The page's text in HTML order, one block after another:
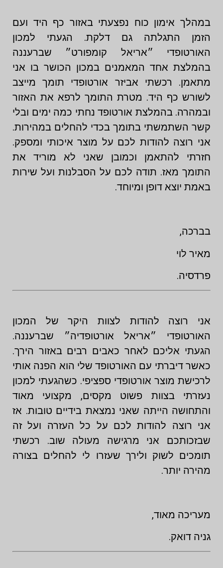
במהלך אימון כוח נפצעתי באזור כף היד ועם
הזמן התגלתה גם דלקת. הגעתי למכון
האורטופדי ״אריאל קומפורט״ שברעננה
בהמלצת אחד המאמנים במכון הכושר בו אני
מתאמן. רכשתי אביזר אורטופדי תומך מייצב
לשורש כף היד. מטרת התומך לרפא את האזור
ובמהרה. בהמלצת אורטופד נחתי כמה ימים ובלי
קשר השתמשתי בתומך בכדי להחלים במהירות.
אני רוצה להודות לכם על מוצר איכותי ומספק.
חזרתי להתאמן וכמובן שאני לא מוריד את
התומך מאז. תודה לכם על הסבלנות ועל שירות
באמת יוצא דופן ומיוחד.
בברכה,
מאיר לוי
פרדסיה.
אני רוצה להודות לצוות היקר של המכון
האורטופדי ״אריאל אורטופדיה״ שברעננה.
הגעתי אליכם לאחר כאבים רבים באזור הירך.
כאשר דיברתי עם האורטופד שלי הוא הפנה אותי
לרכישת מוצר אורטופדי ספציפי. כשהגעתי למכון
נעזרתי בצוות פשוט מקסים, מקצועי מאוד
והתחושה הייתה שאני נמצאת בידיים טובות. אז
אני רוצה להודות לכם על כל העזרה ועל זה
שבזכותכם אני מרגישה מעולה שוב. רכשתי
תומכים לשוק ולירך שעזרו לי להחלים בצורה
מהירה יותר.
מעריכה מאוד,
גניה דואק.